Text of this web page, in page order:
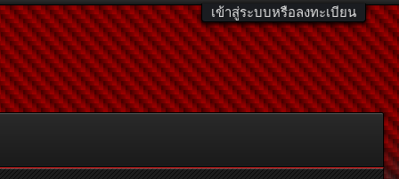
เข้าสู่ระบบหรือลงทะเบียน